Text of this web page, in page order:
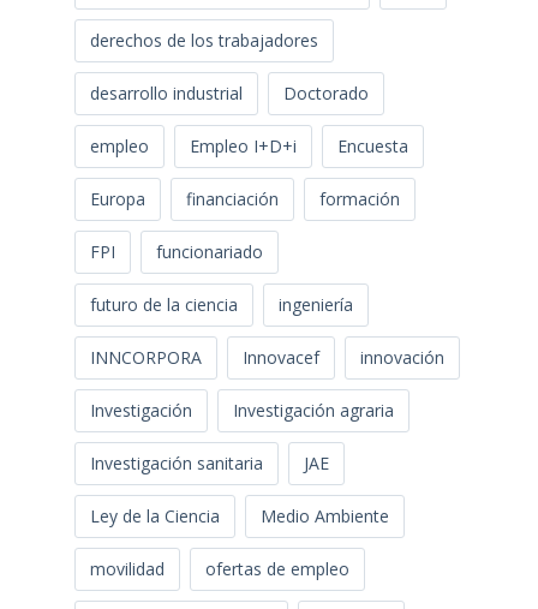
derechos de los trabajadores
desarrollo industrial Doctorado
empleo Empleo I+D+i Encuesta
Europa financiación formación
FPI funcionariado
futuro de la ciencia ingeniería
INNCORPORA Innovacef innovación
Investigación Investigación agraria
Investigación sanitaria JAE
Ley de la Ciencia Medio Ambiente
movilidad ofertas de empleo